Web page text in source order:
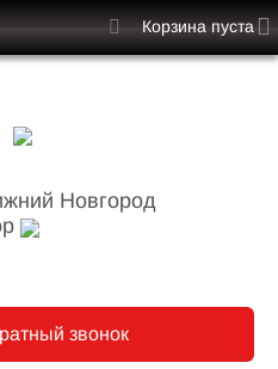
Новгород
звонок
Корзина пуста